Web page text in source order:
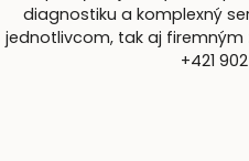
diagnostiku a komplexný
jednotlivcom, tak aj
+421